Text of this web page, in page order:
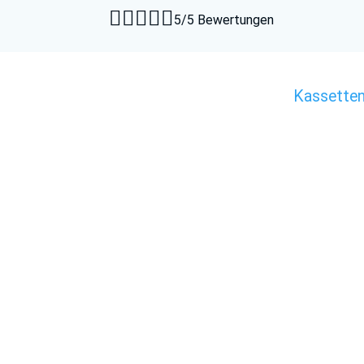
5/5 Bewertungen